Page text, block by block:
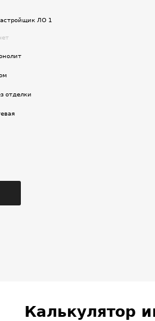
ЛО 1
отделки
Калькулятор